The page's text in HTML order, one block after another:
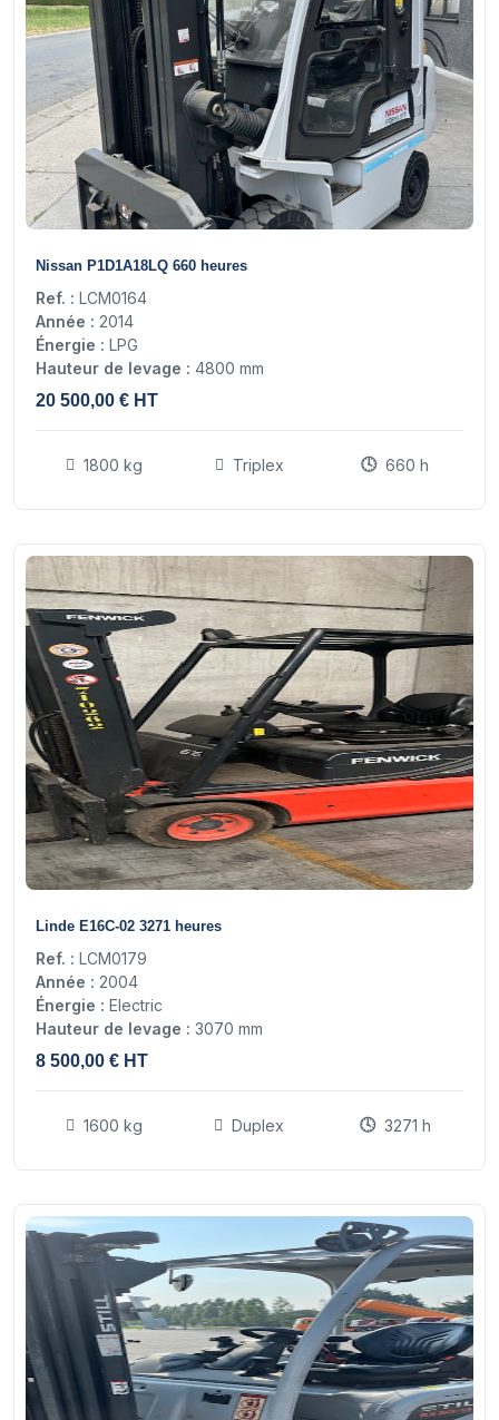
Nissan P1D1A18LQ 660 heures
Ref. : LCM0164
Année : 2014
Énergie : LPG
Hauteur de levage : 4800 mm
20 500,00 € HT
1800 kg Triplex 660 h
Linde E16C-02 3271 heures
Ref. : LCM0179
Année : 2004
Énergie : Electric
Hauteur de levage : 3070 mm
8 500,00 € HT
1600 kg Duplex 3271 h